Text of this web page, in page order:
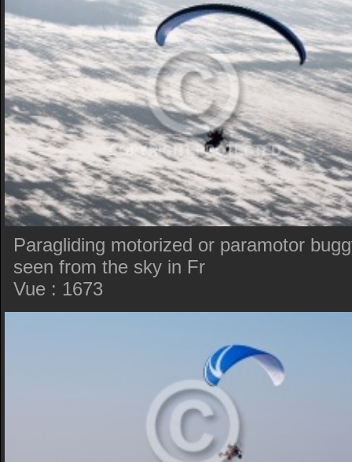
Paragliding motorized or paramotor
seen from the sky in Fr
Vue : 1673